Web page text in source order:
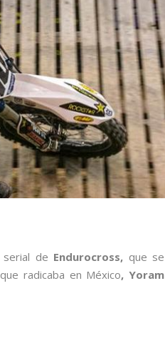
de Endurocross, que se
radicaba en México, Yoram